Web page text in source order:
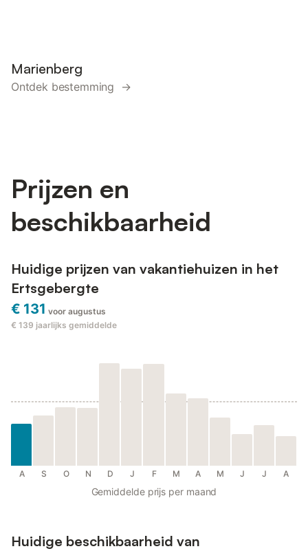
Marienberg
Ontdek bestemming →
Prijzen en
beschikbaarheid
Huidige prijzen van vakantiehuizen in het
Ertsgebergte
€ 131 voor augustus
€ 139 jaarlijks gemiddelde
A S O N D J F M A M J J A
Gemiddelde prijs per maand
Huidige beschikbaarheid van